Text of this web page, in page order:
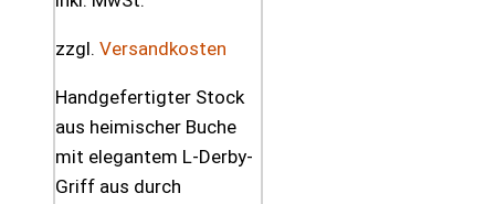
zzgl. Versandkosten
Handgefertigter Stock
aus heimischer Buche
mit elegantem L-Derby-
Griff aus durch